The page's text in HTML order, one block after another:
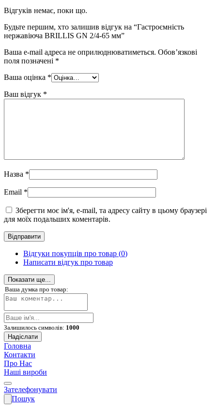
Відгуків немає, поки що.
Будьте першим, хто залишив відгук на “Гастроємність
нержавіюча BRILLIS GN 2/4-65 мм”
Ваша e-mail адреса не оприлюднюватиметься. Обов’язкові
поля позначені *
Ваша оцінка *
Ваш відгук *
Назва *
Email *
Зберегти моє ім'я, e-mail, та адресу сайту в цьому браузері
для моїх подальших коментарів.
Відгуки покупців про товар (0)
Написати відгук про товар
Показати ще...
Ваша думка про товар:
Залишилось символів: 1000
Надіслати
Головна
Контакти
Про Нас
Наші вироби
Зателефонувати
Пошук